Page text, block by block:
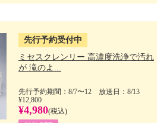
先行予約受付中
ミセスクレンリー 高濃度洗浄で汚れ
が 滝のよ...
先行予約期間：8/7〜12 放送日：8/13
¥12,800
¥4,980(税込)